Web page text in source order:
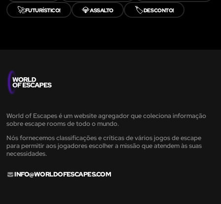
🚀FUTURÍSTICO! 💎ASSALTO 🏷️DESCONTO!
World of Escapes é um website agregador que coleciona informação
sobre escape rooms de todo o mundo.
Nós fornecemos classificações e críticas de vários jogos de escape
para permitir aos jogadores escolher a missão que atendem às suas
necessidades.
INFO@WORLDOFESCAPES.COM